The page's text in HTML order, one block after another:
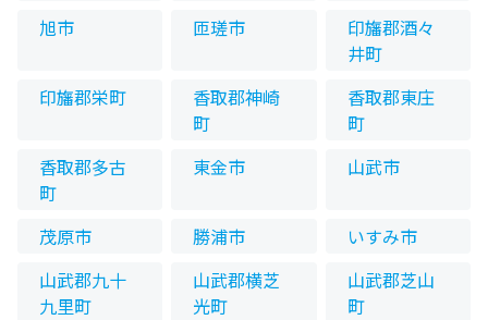
旭市
匝瑳市
印旛郡酒々
井町
印旛郡栄町
香取郡神崎
町
香取郡東庄
町
香取郡多古
町
東金市 山武市
茂原市 勝浦市
いすみ市
山武郡九十
九里町
山武郡横芝
光町
山武郡芝山
町